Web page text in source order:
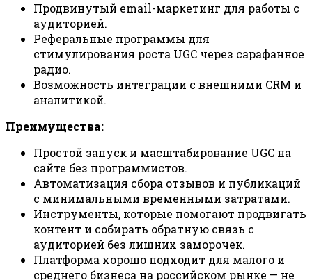
Продвинутый email-маркетинг для работы с
аудиторией.
Реферальные программы для
стимулирования роста UGC через сарафанное
радио.
Возможность интеграции с внешними CRM и
аналитикой.
Преимущества:
Простой запуск и масштабирование UGC на
сайте без программистов.
Автоматизация сбора отзывов и публикаций
с минимальными временными затратами.
Инструменты, которые помогают продвигать
контент и собирать обратную связь с
аудиторией без лишних заморочек.
Платформа хорошо подходит для малого и
среднего бизнеса на российском рынке — не